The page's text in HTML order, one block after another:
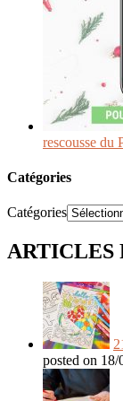
rescousse du
Catégories
Catégories
ARTICLES
posted on 18/